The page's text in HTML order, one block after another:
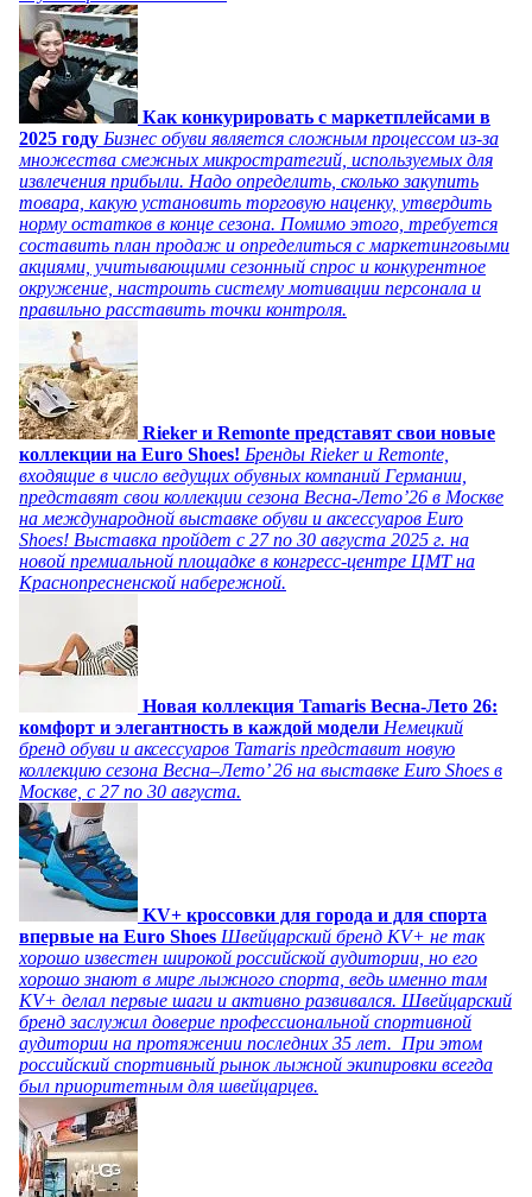
Как конкурировать с маркетплейсами в
2025 году Бизнес обуви является сложным процессом из-за
множества смежных микростратегий, используемых для
извлечения прибыли. Надо определить, сколько закупить
товара, какую установить торговую наценку, утвердить
норму остатков в конце сезона. Помимо этого, требуется
составить план продаж и определиться с маркетинговыми
акциями, учитывающими сезонный спрос и конкурентное
окружение, настроить систему мотивации персонала и
правильно расставить точки контроля.
Rieker и Remonte представят свои новые
коллекции на Euro Shoes! Бренды Rieker и Remonte,
входящие в число ведущих обувных компаний Германии,
представят свои коллекции сезона Весна-Лето’26 в Москве
на международной выставке обуви и аксессуаров Euro
Shoes! Выставка пройдет c 27 по 30 августа 2025 г. на
новой премиальной площадке в конгресс-центре ЦМТ на
Краснопресненской набережной.
Новая коллекция Tamaris Весна-Лето 26:
комфорт и элегантность в каждой модели Немецкий
бренд обуви и аксессуаров Tamaris представит новую
коллекцию сезона Весна–Лето’ 26 на выставке Euro Shoes в
Москве, с 27 по 30 августа.
KV+ кроссовки для города и для спорта
впервые на Euro Shoes Швейцарский бренд KV+ не так
хорошо известен широкой российской аудитории, но его
хорошо знают в мире лыжного спорта, ведь именно там
KV+ делал первые шаги и активно развивался. Швейцарский
бренд заслужил доверие профессиональной спортивной
аудитории на протяжении последних 35 лет. При этом
российский спортивный рынок лыжной экипировки всегда
был приоритетным для швейцарцев.